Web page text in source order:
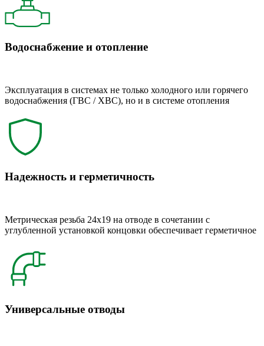
Водоснабжение и отопление
Эксплуатация в системах не только холодного или горячего
водоснабжения (ГВС / ХВС), но и в системе отопления
Надежность и герметичность
Метрическая резьба 24x19 на отводе в сочетании с
углубленной установкой концовки обеспечивает герметичное
Универсальные отводы